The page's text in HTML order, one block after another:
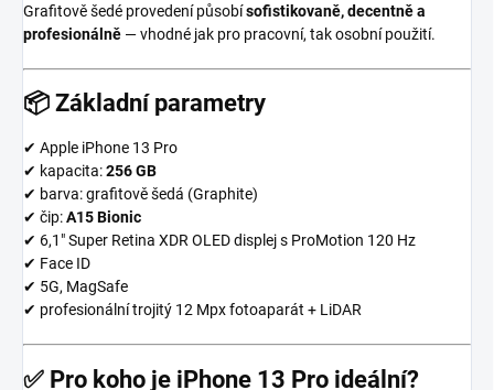
Grafitově šedé provedení působísofistikovaně, decentně a
profesionálně — vhodné jak pro pracovní, tak osobní použití.
📦 Základní parametry
✔ Apple iPhone 13 Pro
✔ kapacita:256 GB
✔ barva: grafitově šedá (Graphite)
✔ čip:A15 Bionic
✔ 6,1″ Super Retina XDR OLED displej s ProMotion 120 Hz
✔ Face ID
✔ 5G, MagSafe
✔ profesionální trojitý 12 Mpx fotoaparát + LiDAR
✅ Pro koho je iPhone 13 Pro ideální?